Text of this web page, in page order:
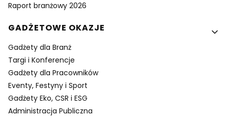
Raport branżowy 2026
GADŻETOWE OKAZJE
Gadżety dla Branż
Targi i Konferencje
Gadżety dla Pracowników
Eventy, Festyny i Sport
Gadżety Eko, CSR i ESG
Administracja Publiczna